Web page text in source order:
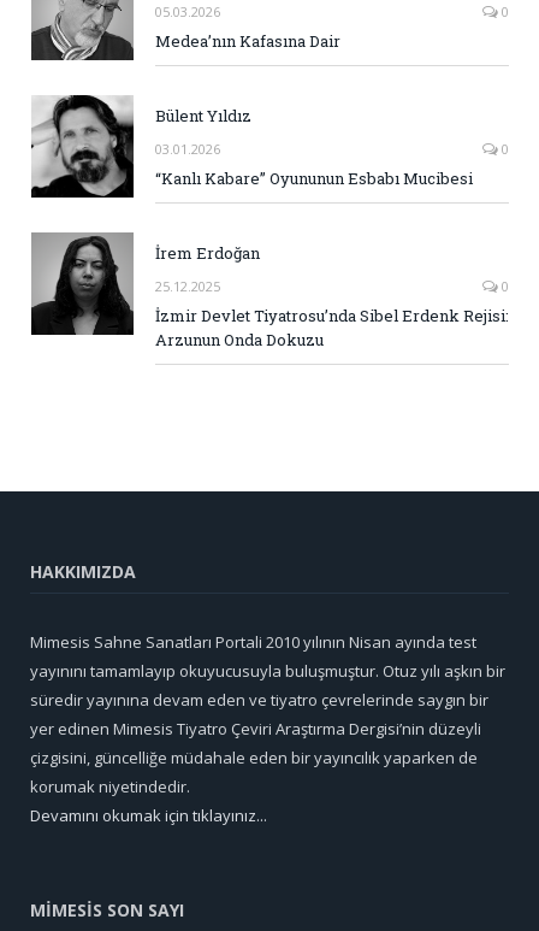
05.03.2026 0
Medea’nın Kafasına Dair
Bülent Yıldız
03.01.2026 0
“Kanlı Kabare” Oyununun Esbabı Mucibesi
İrem Erdoğan
25.12.2025 0
İzmir Devlet Tiyatrosu’nda Sibel Erdenk Rejisi:
Arzunun Onda Dokuzu
HAKKIMIZDA
Mimesis Sahne Sanatları Portali 2010 yılının Nisan ayında test
yayınını tamamlayıp okuyucusuyla buluşmuştur. Otuz yılı aşkın bir
süredir yayınına devam eden ve tiyatro çevrelerinde saygın bir
yer edinen Mimesis Tiyatro Çeviri Araştırma Dergisi’nin düzeyli
çizgisini, güncelliğe müdahale eden bir yayıncılık yaparken de
korumak niyetindedir.
Devamını okumak için tıklayınız...
MİMESİS SON SAYI